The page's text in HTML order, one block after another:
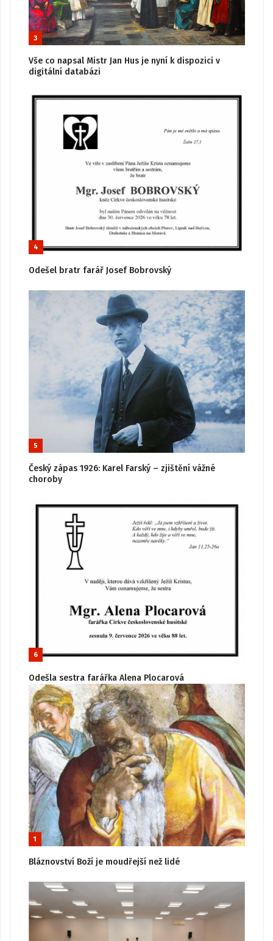
3
Vše co napsal Mistr Jan Hus je nyní k dispozici v
digitální databázi
4
Odešel bratr farář Josef Bobrovský
5
Český zápas 1926: Karel Farský – zjištění vážné
choroby
6
Odešla sestra farářka Alena Plocarová
1
Bláznovství Boží je moudřejší než lidé